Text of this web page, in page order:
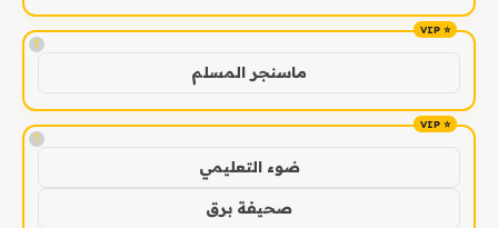
!
ماسنجر المسلم
!
ضوء التعليمي
صحيفة برق